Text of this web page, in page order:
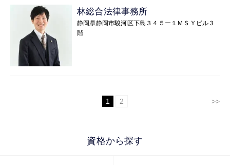
林総合法律事務所
静岡県静岡市駿河区下島３４５ー１ＭＳＹビル３
階
1 2 >>
資格から探す